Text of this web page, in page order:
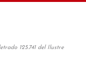
125.741 del Ilustre